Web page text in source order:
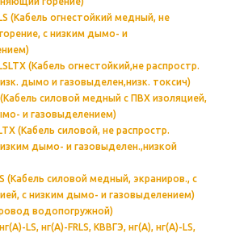
(Кабель огнестойкий медный, не
с низким дымо- и
(Кабель огнестойкий,не распростр.
дымо и газовыделен,низк. токсич)
(Кабель силовой медный с ПВХ изоляцией,
и газовыделением)
(Кабель силовой, не распростр.
дымо- и газовыделен.,низкой
(Кабель силовой медный, экраниров., с
с низким дымо- и газовыделением)
водопогружной)
LS, нг(А)-FRLS, КВВГЭ, нг(А), нг(А)-LS,